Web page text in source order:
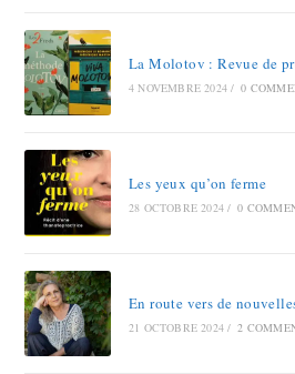
La Molotov : Revue de
4 NOVEMBRE 2024 / 0
Les yeux qu’on ferme
28 OCTOBRE 2024 / 0
En route vers de
21 OCTOBRE 2024 / 2